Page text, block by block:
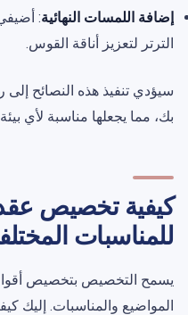
إضافة اللمسات النهائية:
الترتر لتعزيز أناقة القوس.
سيؤدي تنفيذ هذه النصائح
بك، مما يجعلها مناسبة لأي
كيفية تخصيص
للمناسبات
يسمح التخصيص بتخصيص
المواضيع والمناسبات. إليك